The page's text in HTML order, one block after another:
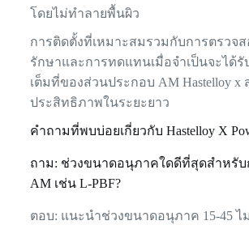
โดยไม่ทำลายพื้นผิว
การติดตั้งที่เหมาะสมรวมกับการตรวจส
รักษาและการทดแทนเมื่อจำเป็นจะได้
เต็มที่ของส่วนประกอบ AM Hastelloy x
ประสิทธิภาพในระยะยาว
คำถามที่พบบ่อยเกี่ยวกับ Hastelloy X
ถาม: ช่วงขนาดอนุภาคใดดีที่สุดสำหรับ
AM เช่น L-PBF?
ตอบ: แนะนำช่วงขนาดอนุภาค 15-45 ไ